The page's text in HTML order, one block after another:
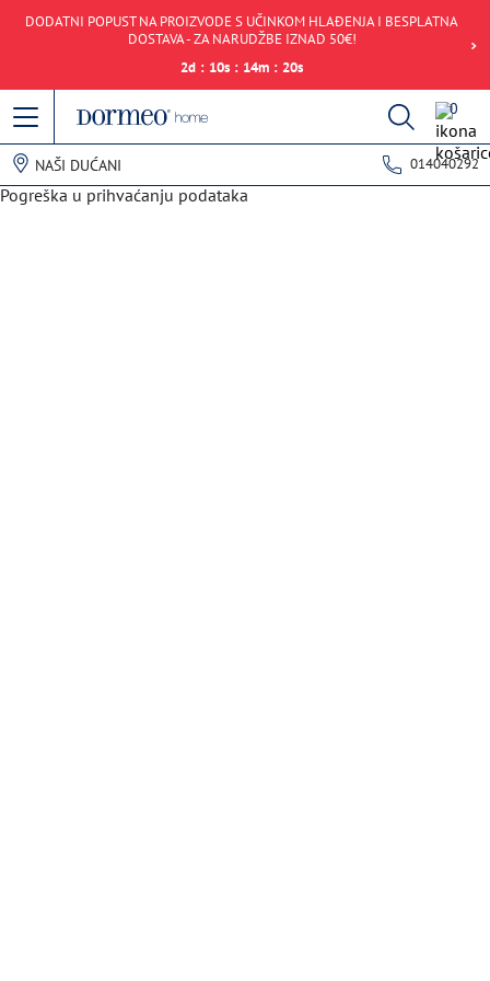
DODATNI POPUST NA PROIZVODE S UČINKOM HLAĐENJA I BESPLATNA
DOSTAVA - ZA NARUDŽBE IZNAD 50€!
2d : 10s : 14m : 20s
0
NAŠI DUĆANI 014040292
Pogreška u prihvaćanju podataka